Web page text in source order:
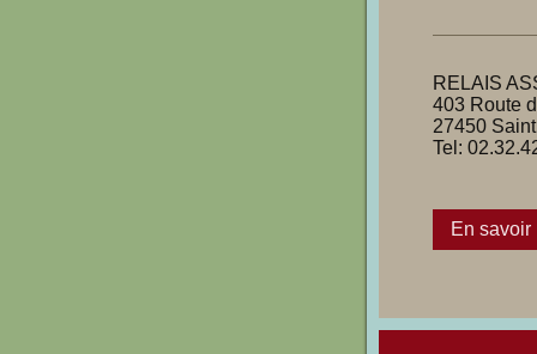
RELAIS
403 Route
27450
Tel:
En savoir